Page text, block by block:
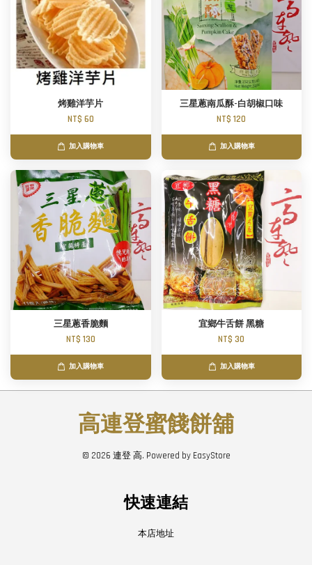
烤雞洋芋片
NT$ 60
加入購物車
三星蔥南瓜酥-白胡椒口味
NT$ 120
加入購物車
三星蔥香脆麵
NT$ 130
加入購物車
宜鄉牛舌餅 黑糖
NT$ 30
加入購物車
高連登蜜餞餅舖
© 2026 連登 高. Powered by EasyStore
快速連結
本店地址